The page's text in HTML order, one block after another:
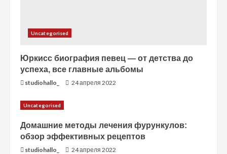
Uncategorised
Юркисс биография певец — от детства до
успеха, все главные альбомы
studiohallo_ 24 апреля 2022
Uncategorised
Домашние методы лечения фурункулов:
обзор эффективных рецептов
studiohallo_ 24 апреля 2022